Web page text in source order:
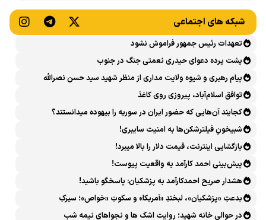
شبکه های اجتماعی
تعهدات رئیس جمهور فراموش نشود
پشت پرده دعوای حیدری نعمتی جنگ در جنوب
پیام رهبری و شیوه ولایت مداری از منظر شهید سید حسن نصرالله
توافق اسلام‌آباد، پیروزی روی کاغذ
کجایند آن‌هایی که حضور ایران در سوریه را بیهوده میدانستند؟
شبیخونِ فیلترشکن‌ها به امنیت سایبری!
بازگشایی اینترنت، قیمت دلار را بالا میبرد!
پیش‌بینی احمد کارآمد به واقعیت پیوست!
هشدار صریح احمدکارآمد به پزشکیان: پاسخگو باشید!
بدعتِ «پزشکیان»، لبخندِ «آمریکا» و سکوتِ «خواص»؛ سیرکِ
قانون‌گریزی در روز روشن!
در حوالی خانه شهید؛ روایت اشک ها و نجواهای نیمه شب